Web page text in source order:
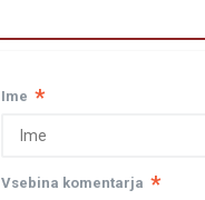
Ime *
Vsebina komentarja *